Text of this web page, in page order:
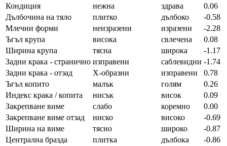
Кондиция
нежна здрава
0.06
Дълбочина на тяло
плитко дълбоко
-0.58
Млечни форми
неизразени изразени
-2.28
Ъгъл крупа
висока свлечена
0.08
Ширина крупа
тясна широка
-1.17
Задни крака - странично изправени саблевидни -1.74
Задни крака - отзад
Х-образни изправени
0.78
Ъгъл копито
малък голям
0.26
Индекс крака / копита
нисък висок
0.09
Закрепване виме
слабо коремно
0.00
Закрепване виме отзад
ниско високо
-0.69
Ширина на виме
тясно широко
-0.87
Централна бразда
плитка дълбока
-0.86